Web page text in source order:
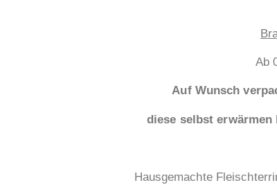
Ab
Auf Wunsch verpacken wir
diese selbst erwärmen
Hausgemachte